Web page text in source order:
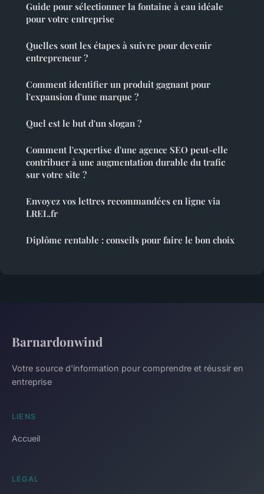
Guide pour sélectionner la fontaine à eau idéale
pour votre entreprise
Quelles sont les étapes à suivre pour devenir
entrepreneur ?
Comment identifier un produit gagnant pour
l'expansion d'une marque ?
Quel est le but d'un slogan ?
Comment l'expertise d'une agence SEO peut-elle
contribuer à une augmentation durable du trafic
sur votre site ?
Envoyez vos lettres recommandées en ligne via
LREL.fr
Diplôme rentable : conseils pour faire le bon choix
Barnardonwind
Votre source d'information pour comprendre et réussir en
entreprise
LIENS
Accueil
LÉGAL